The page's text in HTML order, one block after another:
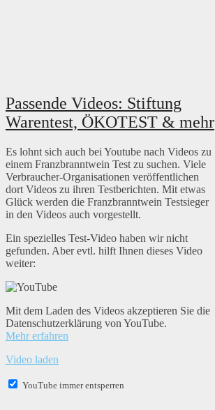
Passende Videos: Stiftung
Warentest, ÖKOTEST & mehr
Es lohnt sich auch bei Youtube nach Videos zu
einem Franzbranntwein Test zu suchen. Viele
Verbraucher-Organisationen veröffentlichen
dort Videos zu ihren Testberichten. Mit etwas
Glück werden die Franzbranntwein Testsieger
in den Videos auch vorgestellt.
Ein spezielles Test-Video haben wir nicht
gefunden. Aber evtl. hilft Ihnen dieses Video
weiter:
Mit dem Laden des Videos akzeptieren Sie die
Datenschutzerklärung von YouTube.
Mehr erfahren
Video laden
YouTube immer entsperren